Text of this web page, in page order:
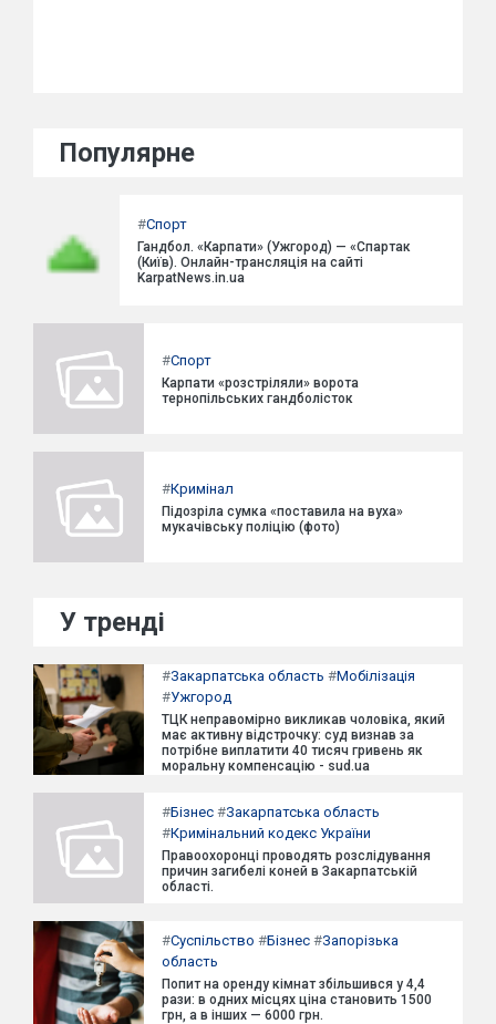
Популярне
#Спорт
Гандбол. «Карпати» (Ужгород) — «Спартак
(Київ). Онлайн-трансляція на сайті
KarpatNews.in.ua
#Спорт
Карпати «розстріляли» ворота
тернопільських гандболісток
#Кримінал
Підозріла сумка «поставила на вуха»
мукачівську поліцію (фото)
У тренді
#Закарпатська область #Мобілізація
#Ужгород
ТЦК неправомірно викликав чоловіка, який
має активну відстрочку: суд визнав за
потрібне виплатити 40 тисяч гривень як
моральну компенсацію - sud.ua
#Бізнес #Закарпатська область
#Кримінальний кодекс України
Правоохоронці проводять розслідування
причин загибелі коней в Закарпатській
області.
#Суспільство #Бізнес #Запорізька
область
Попит на оренду кімнат збільшився у 4,4
рази: в одних місцях ціна становить 1500
грн, а в інших — 6000 грн.